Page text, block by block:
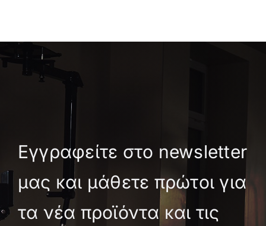
Εγγραφείτε στο newsletter
μας και μάθετε πρώτοι για
τα νέα προϊόντα και τις